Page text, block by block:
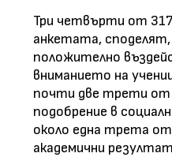
Три четвърти от
анкетата,
положително
вниманието на
почти две трети
подобрение в
около една трета
академични